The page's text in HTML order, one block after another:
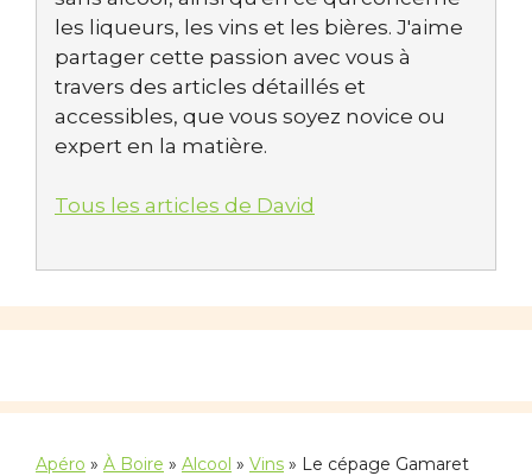
les liqueurs, les vins et les bières. J'aime
partager cette passion avec vous à
travers des articles détaillés et
accessibles, que vous soyez novice ou
expert en la matière.
Tous les articles de David
Apéro » À Boire » Alcool » Vins » Le cépage Gamaret